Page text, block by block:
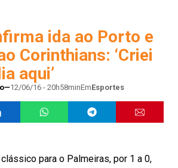
ida ao Porto e
Corinthians: ‘Criei
aqui’
12/06/16 - 20h58minEmEsportes
para o Palmeiras, por 1 a 0,